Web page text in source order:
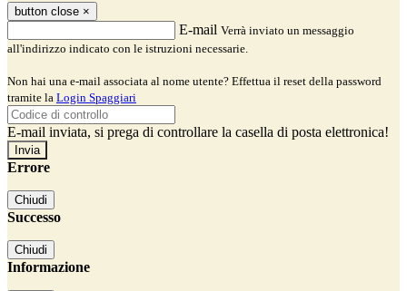
button close ×
E-mail Verrà inviato un messaggio
all'indirizzo indicato con le istruzioni necessarie.
Non hai una e-mail associata al nome utente? Effettua il reset della password
tramite la Login Spaggiari
E-mail inviata, si prega di controllare la casella di posta elettronica!
Errore
Chiudi
Successo
Chiudi
Informazione